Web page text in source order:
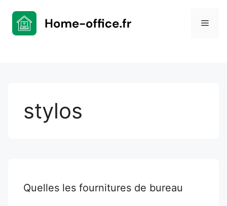
contenu
stylos
Quelles les fournitures de bureau